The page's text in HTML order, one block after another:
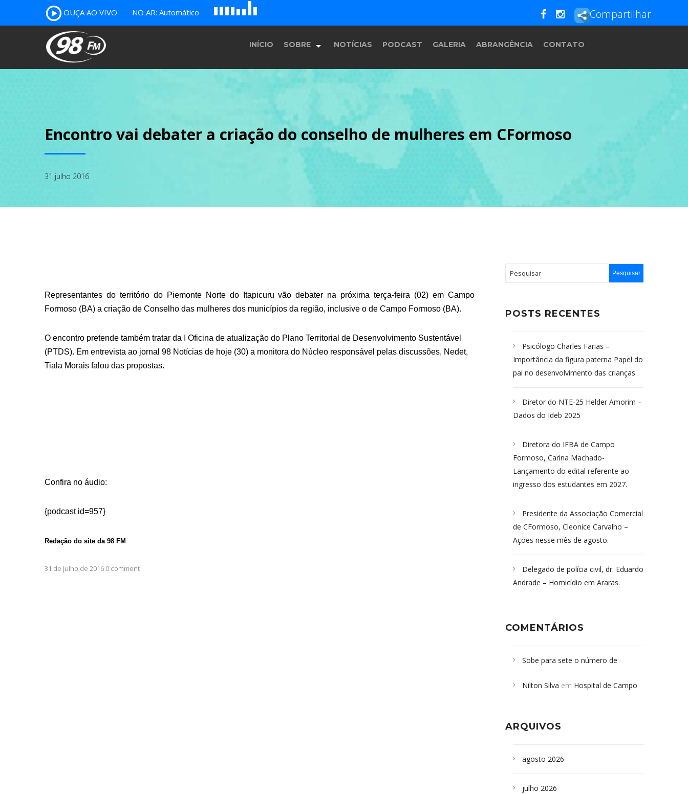
OUÇA AO VIVO NO AR: Automático B c
E F Compartilhar
INÍCIO SOBRE
História
Equipe
Programação
NOTÍCIAS PODCAST GALERIA ABRANGÊNCIA CONTATO
Encontro vai debater a criação do conselho de mulheres em CFormoso
31 julho 2016
Representantes do território do Piemonte Norte do Itapicuru vão debater na próxima terça-feira (02) em Campo
Formoso (BA) a criação de Conselho das mulheres dos municípios da região, inclusive o de Campo Formoso (BA).
O encontro pretende também tratar da I Oficina de atualização do Plano Territorial de Desenvolvimento Sustentável
(PTDS). Em entrevista ao jornal 98 Notícias de hoje (30) a monitora do Núcleo responsável pelas discussões, Nedet,
Tiala Morais falou das propostas.
Confira no áudio:
{podcast id=957}
Redação do site da 98 FM
31 de julho de 2016 0 comment
POSTS RECENTES
Psicólogo Charles Farias –
Importância da figura paterna Papel do
pai no desenvolvimento das crianças.
Diretor do NTE-25 Helder Amorim –
Dados do Ideb 2025
Diretora do IFBA de Campo
Formoso, Carina Machado-
Lançamento do edital referente ao
ingresso dos estudantes em 2027.
Presidente da Associação Comercial
de CFormoso, Cleonice Carvalho –
Ações nesse mês de agosto.
Delegado de polícia civil, dr. Eduardo
Andrade – Homicídio em Araras.
COMENTÁRIOS
Sobe para sete o número de
desabamento em São Paulo - Revista
sepultados em SP
Nilton Silva em Hospital de Campo
ARQUIVOS
agosto 2026
julho 2026